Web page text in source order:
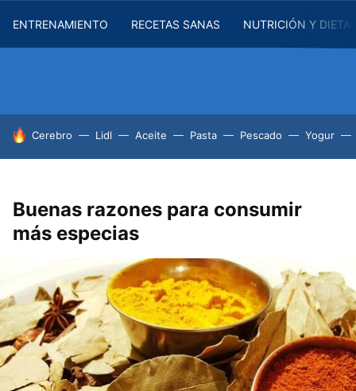
ENTRENAMIENTO RECETAS SANAS NUTRICIÓN Y
HOY SE HABLA DE
Cerebro Lidl Aceite Pasta Pescado Yogur
Buenas razones para consumir
más especias